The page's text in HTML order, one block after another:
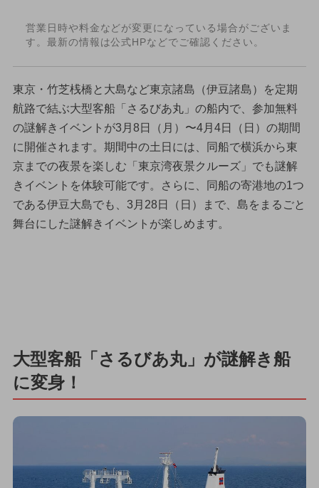
営業日時や料金などが変更になっている場合がございま
す。最新の情報は公式HPなどでご確認ください。
東京・竹芝桟橋と大島など東京諸島（伊豆諸島）を定期
航路で結ぶ大型客船「さるびあ丸」の船内で、参加無料
の謎解きイベントが3月8日（月）〜4月4日（日）の期間
に開催されます。期間中の土日には、同船で横浜から東
京までの夜景を楽しむ「東京湾夜景クルーズ」でも謎解
きイベントを体験可能です。さらに、同船の寄港地の1つ
である伊豆大島でも、3月28日（日）まで、島をまるごと
舞台にした謎解きイベントが楽しめます。
大型客船「さるびあ丸」が謎解き船
に変身！